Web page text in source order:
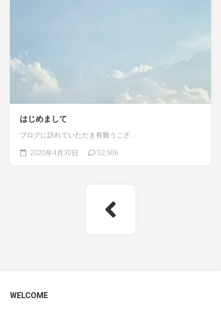
はじめまして
ブログに訪れていただき有難うござ...
2020年4月30日 52,906
WELCOME